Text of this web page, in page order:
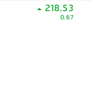
218.53
0.67